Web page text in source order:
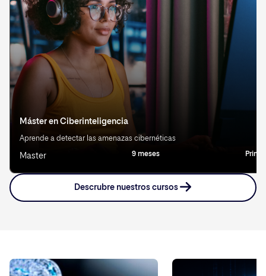
Máster en Ciberinteligencia
Aprende a detectar las amenazas cibernéticas
Master 9 meses
Descrubre nuestros cursos